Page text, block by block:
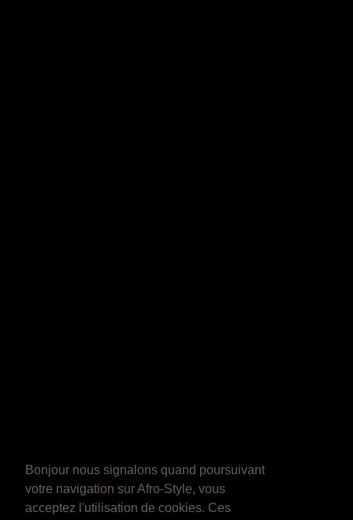
Bonjour nous signalons quand poursuivant
votre navigation sur Afro-Style, vous
acceptez l'utilisation de cookies. Ces